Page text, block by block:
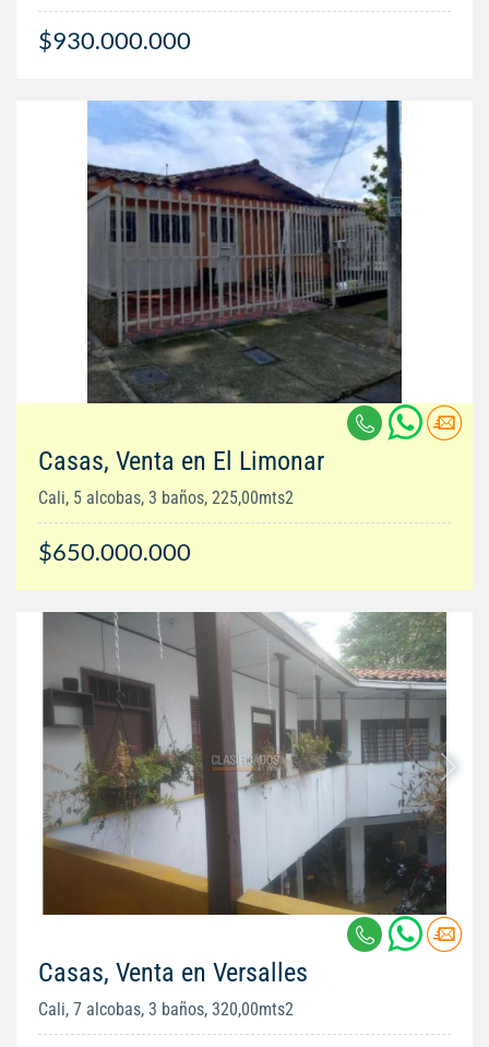
$930.000.000
Casas, Venta en El Limonar
Cali, 5 alcobas, 3 baños, 225,00mts2
$650.000.000
Casas, Venta en Versalles
Cali, 7 alcobas, 3 baños, 320,00mts2